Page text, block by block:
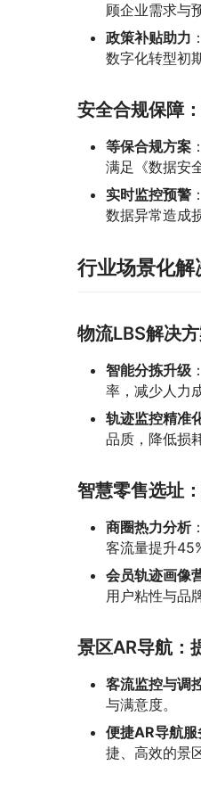
顾企业需求与
政策补贴助力
数字化转型初
安全合规保障
等保合规方案
满足《数据安
实时监控预警
数据异常造成
行业场景化
物流LBS解决
智能分拣升级
率，减少人力
轨迹监控精准
品质，降低损耗
智慧零售选址
商圈热力分析
客流量提升
会员轨迹画像
用户粘性与品
景区AR导航：
客流监控与调
与满意度。
便捷AR导航服
捷、高效的景